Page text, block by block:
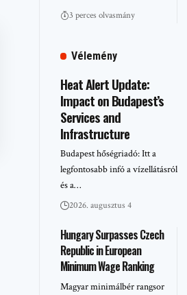
3 perces olvasmány
Vélemény
Heat Alert Update:
Impact on Budapest’s
Services and
Infrastructure
Budapest hőségriadó: Itt a
legfontosabb infó a vízellátásról
és a…
2026. augusztus 4
Hungary Surpasses Czech
Republic in European
Minimum Wage Ranking
Magyar minimálbér rangsor